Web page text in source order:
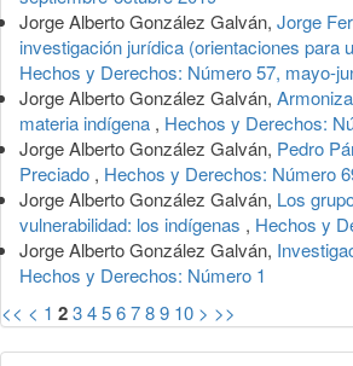
Jorge Alberto González Galván, Jorge
investigación jurídica (orientaciones para
Hechos y Derechos: Número 57, mayo-
Jorge Alberto González Galván,
materia indígena , Hechos y Derechos:
Jorge Alberto González Galván, Pedro
Preciado , Hechos y Derechos: Número
Jorge Alberto González Galván, Los
vulnerabilidad: los indígenas , Hechos y
Jorge Alberto González Galván,
Hechos y Derechos: Número 1
<< < 1 23456789 10 > >>